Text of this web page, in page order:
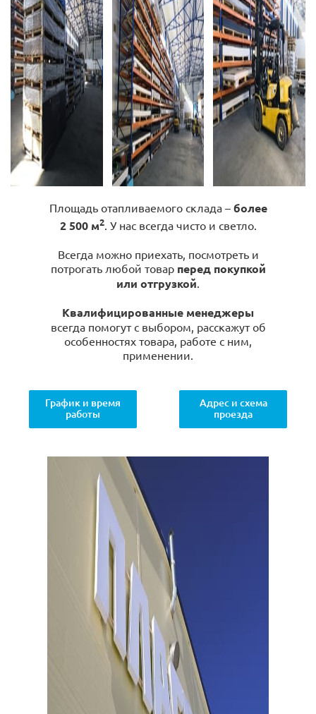
Площадь отапливаемого склада – более
2 500 м2. У нас всегда чисто и светло.
Всегда можно приехать, посмотреть и
потрогать любой товар перед покупкой
или отгрузкой.
Квалифицированные менеджеры
всегда помогут с выбором, расскажут об
особенностях товара, работе с ним,
применении.
График и время
работы
Адрес и схема
проезда